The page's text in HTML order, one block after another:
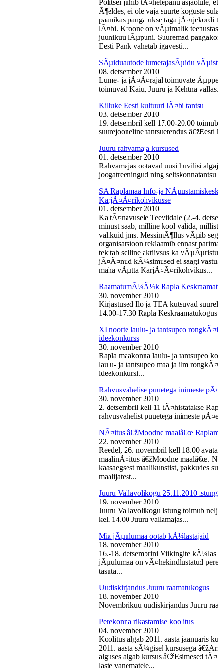
Politsei juhib tÃ¤helepanu asjaolule,
Ã¶eldes, ei ole vaja suurte koguste
paanikas panga ukse taga
lÃ¤bi. Kroone on vÃµimalik
juunikuu lÃµpuni. Suuremad
Eesti Pank vahetab igavesti...
SÃµiduautode lumerajasÃµidu
08. detsember 2010
Lume- ja jÃ¤Ã¤rajal toimuvate
toimuvad Kaiu, Juuru ja Kehtna
Killuke Eesti kultuuri lÃ¤bi tantsu
03. detsember 2010
19. detsembril kell 17.00-20.00
suurejooneline tantsuetendus
Juuru rahvamaja kursused
01. detsember 2010
Rahvamajas ootavad uusi huvilisi
joogatreeningud ning seltskonnatantsu
SA Raplamaa Info-ja
KarjÃ¤Ã¤rikohvikusse
01. detsember 2010
Ka tÃ¤navusele Teeviidale (2.-4.
minust saab, milline kool valida,
valikuid jms. MessimÃ¶llus vÃµib
organisatsioon reklaamib ennast
tekitab selline aktiivsus ka
jÃ¤Ã¤nud kÃ¼simused ei saagi
maha vÃµtta KarjÃ¤Ã¤rikohvikus...
RaamatumÃ¼Ã¼k Rapla
30. november 2010
Kirjastused Ilo ja TEA kutsuvad
14.00-17.30 Rapla
XI noorte laulu- ja tantsupeo
ideekonkurss
30. november 2010
Rapla maakonna laulu- ja tantsupeo
laulu- ja tantsupeo maa ja ilm
ideekonkursi...
Rahvusvahelise puuetega inimeste
30. november 2010
2. detsembril kell 11 tÃ¤histatakse
rahvusvahelist puuetega inimeste
NÃ¤itus â€žMoodne maalâ€œ
22. november 2010
Reedel, 26. novembril kell 18.00
maalinÃ¤itus â€žMoodne maalâ€œ.
kaasaegsest maalikunstist, pakkudes
maalijatest...
Juuru Vallavolikogu 25.11.2010 istung
19. november 2010
Juuru Vallavolikogu istung toimub
kell 14.00 Juuru vallamajas...
Mia jÃµulumaa ootab kÃ¼lastajaid
18. november 2010
16.-18. detsembrini Viikingite
jÃµulumaa on vÃ¤hekindlustatud
tasuta...
Uudiskirjandus Juuru raamatukogus
18. november 2010
Novembrikuu uudiskirjandus Juuru
Perekonna rikastamise koolitus
04. november 2010
Koolitus algab 2011. aasta jaanuaris
2011. aasta sÃ¼gisel kursusega
alguses algab kursus â€žEsimesed
laste vanematele...